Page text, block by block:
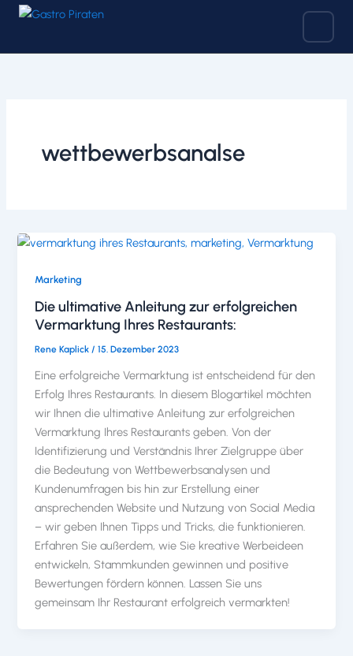
Zum
wettbewerbsanalse
Marketing
Die ultimative Anleitung zur erfolgreichen
Vermarktung Ihres Restaurants:
Rene Kaplick/15. Dezember 2023
Eine erfolgreiche Vermarktung ist entscheidend für den
Erfolg Ihres Restaurants. In diesem Blogartikel möchten
wir Ihnen die ultimative Anleitung zur erfolgreichen
Vermarktung Ihres Restaurants geben. Von der
Identifizierung und Verständnis Ihrer Zielgruppe über
die Bedeutung von Wettbewerbsanalysen und
Kundenumfragen bis hin zur Erstellung einer
ansprechenden Website und Nutzung von Social Media
– wir geben Ihnen Tipps und Tricks, die funktionieren.
Erfahren Sie außerdem, wie Sie kreative Werbeideen
entwickeln, Stammkunden gewinnen und positive
Bewertungen fördern können. Lassen Sie uns
gemeinsam Ihr Restaurant erfolgreich vermarkten!